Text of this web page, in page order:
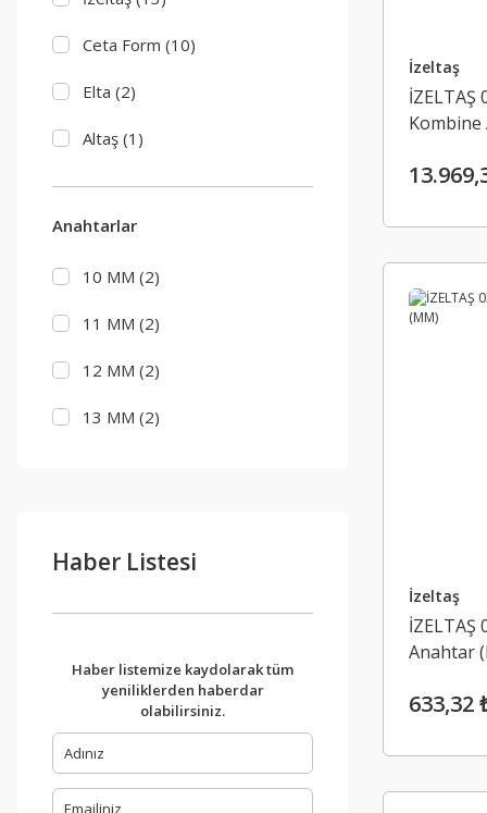
Ceta Form (10)
Elta (2)
Altaş (1)
Anahtarlar
10 MM (2)
11 MM (2)
12 MM (2)
13 MM (2)
16 MM (2)
19 MM (2)
21 MM (2)
Haber Listesi
Haber listemize kaydolarak tüm
yeniliklerden haberdar
olabilirsiniz.
İzeltaş
İZELTAŞ
Kombine
İzeltaş
İZELTAŞ
Anahtar
633,32